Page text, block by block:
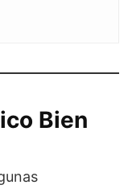
Bien